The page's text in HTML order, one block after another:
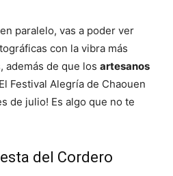
paralelo, vas a poder ver
con la vibra más
además de que los artesanos
Festival Alegría de Chaouen
de julio! Es algo que no te
del Cordero